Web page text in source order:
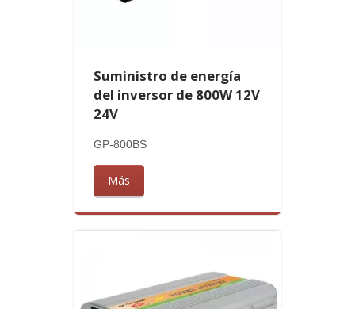
Suministro de energía
del inversor de 800W 12V
24V
GP-800BS
Más